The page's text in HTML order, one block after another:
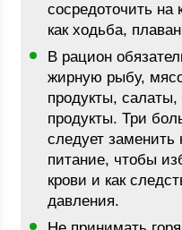
сосредоточить на
как ходьба,
В рацион
жирную рыбу,
продукты,
продукты. Три
следует заменить
питание, чтобы
крови и как
давления.